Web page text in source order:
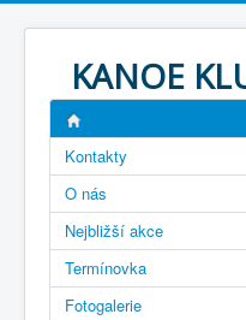
KANOE
Kontakty
O nás
Nejbližší akce
Termínovka
Fotogalerie